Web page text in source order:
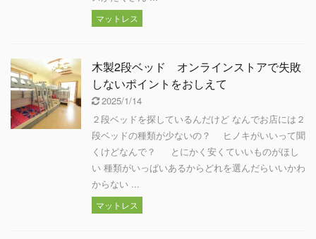
マットレス
木製2段ベッド オンラインストアで失敗
しないポイントをおしえて
2025/1/14
２段ベッドを探しているんだけど なんでお店には２
段ベッドの種類が少ないの？ ヒノキがいいって聞
くけどなんで？ とにかく安くていいものがほし
い 種類がいっぱいあるからどれを選んだらいいかわ
からない ...
マットレス